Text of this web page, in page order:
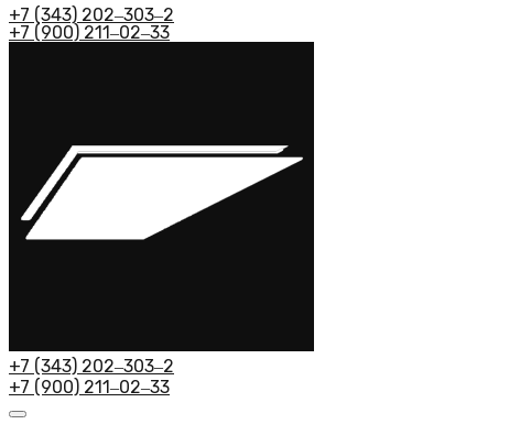
+7 (343) 202‒303‒2
+7 (900) 211‒02‒33
+7 (343) 202‒303‒2
+7 (900) 211‒02‒33